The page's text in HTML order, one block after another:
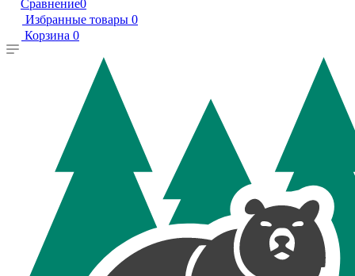
Сравнение0
Избранные товары 0
Корзина 0